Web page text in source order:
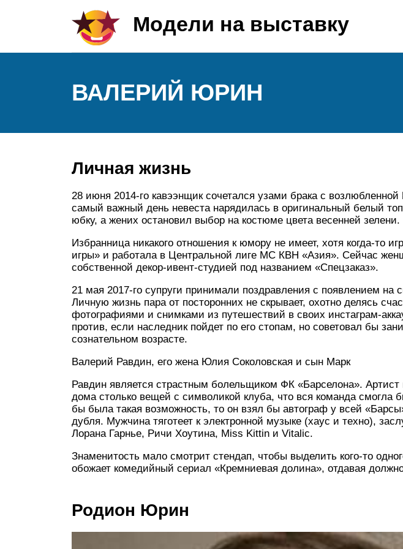
Модели на выставку
ВАЛЕРИЙ ЮРИН
Личная жизнь
28 июня 2014-го кавээнщик сочетался узами брака с
самый важный день невеста нарядилась в оригинальный белый
юбку, а жених остановил выбор на костюме цвета весенней зелени.
Избранница никакого отношения к юмору не имеет, хотя когда-то
игры» и работала в Центральной лиге МС КВН «Азия». Сейчас
собственной декор-ивент-студией под названием «Спецзаказ».
21 мая 2017-го супруги принимали поздравления с появлением на
Личную жизнь пара от посторонних не скрывает, охотно делясь
фотографиями и снимками из путешествий в своих инстаграм-
против, если наследник пойдет по его стопам, но советовал бы
сознательном возрасте.
Валерий Равдин, его жена Юлия Соколовская и сын Марк
Равдин является страстным болельщиком ФК «Барселона». Артист
дома столько вещей с символикой клуба, что вся команда смогла
бы была такая возможность, то он взял бы автограф у всей
дубля. Мужчина тяготеет к электронной музыке (хаус и техно),
Лорана Гарнье, Ричи Хоутина, Miss Kittin и Vitalic.
Знаменитость мало смотрит стендап, чтобы выделить кого-то
обожает комедийный сериал «Кремниевая долина», отдавая
Родион Юрин